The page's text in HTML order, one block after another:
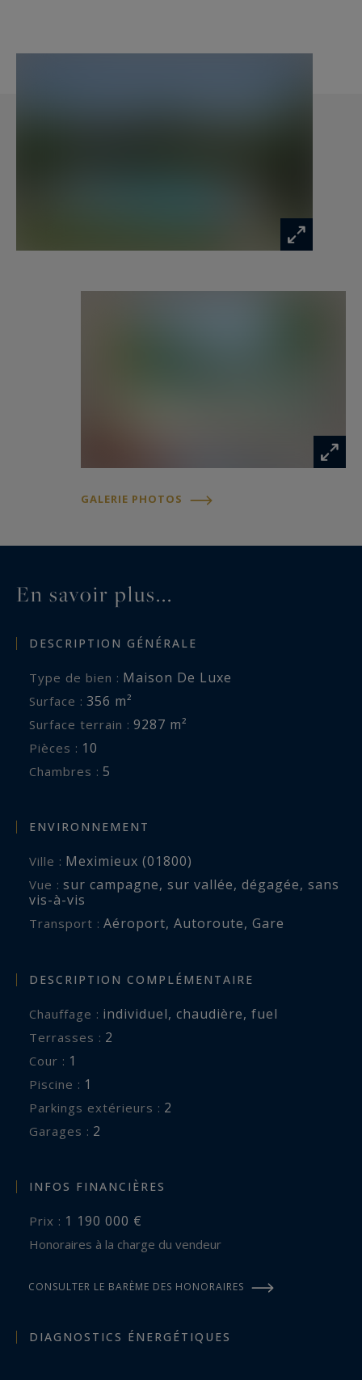
GALERIE PHOTOS
En savoir plus...
DESCRIPTION GÉNÉRALE
Type de bien : Maison De Luxe
Surface : 356 m²
Surface terrain : 9287 m²
Pièces : 10
Chambres : 5
ENVIRONNEMENT
Ville : Meximieux (01800)
Vue : sur campagne, sur vallée, dégagée, sans
vis-à-vis
Transport : Aéroport, Autoroute, Gare
DESCRIPTION COMPLÉMENTAIRE
Chauffage : individuel, chaudière, fuel
terrasses : 2
cour : 1
piscine : 1
parkings extérieurs : 2
garages : 2
INFOS FINANCIÈRES
Prix : 1 190 000 €
Honoraires à la charge du vendeur
CONSULTER LE BARÈME DES HONORAIRES
DIAGNOSTICS ÉNERGÉTIQUES